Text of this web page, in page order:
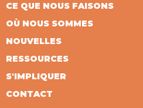
CE QUE NOUS FAISONS
OÙ NOUS SOMMES
NOUVELLES
RESSOURCES
S'IMPLIQUER
CONTACT